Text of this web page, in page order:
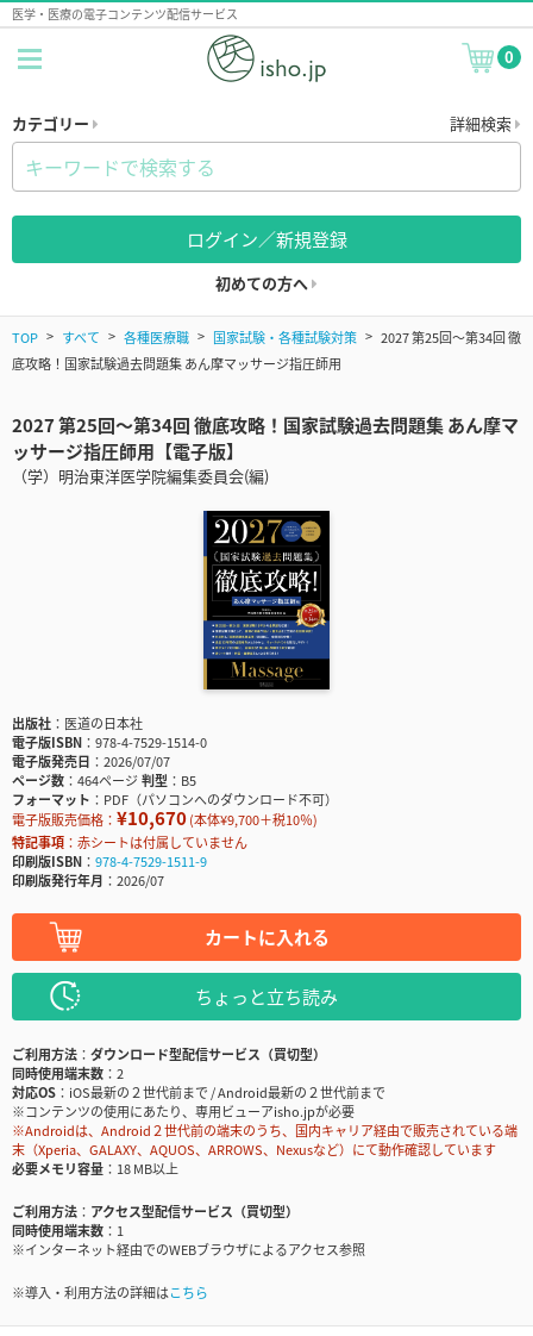
医学・医療の電子コンテンツ配信サービス
0
カテゴリー 詳細検索
ログイン／新規登録
初めての方へ
TOP すべて 各種医療職 国家試験・各種試験対策
2027 第25回～第34回 徹
底攻略！国家試験過去問題集 あん摩マッサージ指圧師用
2027 第25回～第34回 徹底攻略！国家試験過去問題集 あん摩マ
ッサージ指圧師用【電子版】
（学）明治東洋医学院編集委員会(編)
出版社
医道の日本社
電子版ISBN
978-4-7529-1514-0
電子版発売日
2026/07/07
ページ数
464ページ判型
B5
フォーマット
PDF（パソコンへのダウンロード不可）
電子版販売価格： ¥10,670(本体¥9,700＋税10％)
特記事項
赤シートは付属していません
印刷版ISBN
978-4-7529-1511-9
印刷版発行年月
2026/07
カートに入れる
ちょっと立ち読み
ご利用方法
ダウンロード型配信サービス（買切型）
同時使用端末数
2
対応OS
iOS最新の２世代前まで / Android最新の２世代前まで
※コンテンツの使用にあたり、専用ビューアisho.jpが必要
※Androidは、Android２世代前の端末のうち、国内キャリア経由で販売されている端
末（Xperia、GALAXY、AQUOS、ARROWS、Nexusなど）にて動作確認しています
必要メモリ容量
18 MB以上
ご利用方法
アクセス型配信サービス（買切型）
同時使用端末数
1
※インターネット経由でのWEBブラウザによるアクセス参照
※導入・利用方法の詳細はこちら